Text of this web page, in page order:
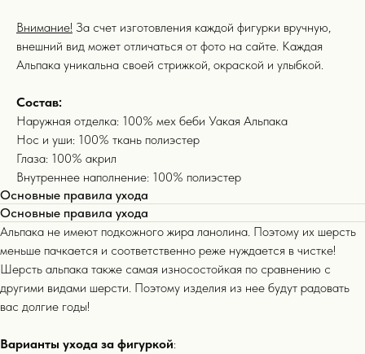
Внимание! За счет изготовления каждой фигурки вручную,
внешний вид может отличаться от фото на сайте. Каждая
Альпака уникальна своей стрижкой, окраской и улыбкой.
Состав:
Наружная отделка: 100% мех беби Уакая Альпака
Нос и уши: 100% ткань полиэстер
Глаза: 100% акрил
Внутреннее наполнение: 100% полиэстер
Основные правила ухода
Основные правила ухода
Альпака не имеют подкожного жира ланолина. Поэтому их шерсть
меньше пачкается и соответственно реже нуждается в чистке!
Шерсть альпака также самая износостойкая по сравнению с
другими видами шерсти. Поэтому изделия из нее будут радовать
вас долгие годы!
Варианты ухода за фигуркой:
покупателей
Бестселлеры 15+